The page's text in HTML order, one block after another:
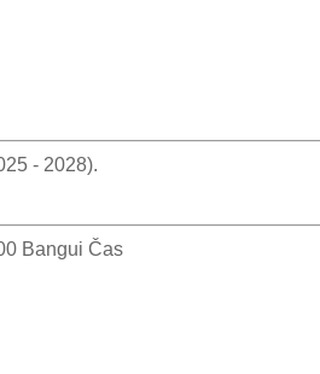
- 2028).
Bangui Čas